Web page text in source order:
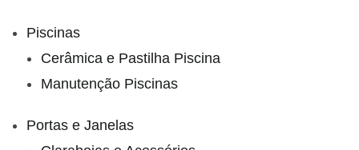
Piscinas
Cerâmica e Pastilha Piscina
Manutenção Piscinas
Portas e Janelas